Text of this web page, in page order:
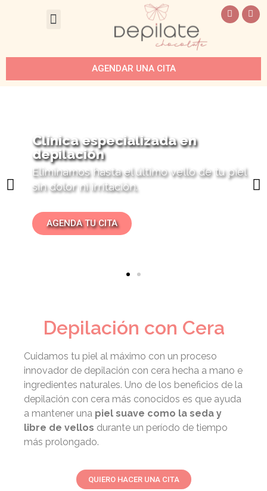
AGENDAR UNA CITA
Clínica especializada en
depilación
Eliminamos hasta el último vello de tu piel
sin dolor ni irritación.
AGENDA TU CITA
Depilación con Cera
Cuidamos tu piel al máximo con un proceso
innovador de depilación con cera hecha a mano e
ingredientes naturales. Uno de los beneficios de la
depilación con cera más conocidos es que ayuda
a mantener una piel suave como la seda y
libre de vellos durante un período de tiempo
más prolongado.
QUIERO HACER UNA CITA